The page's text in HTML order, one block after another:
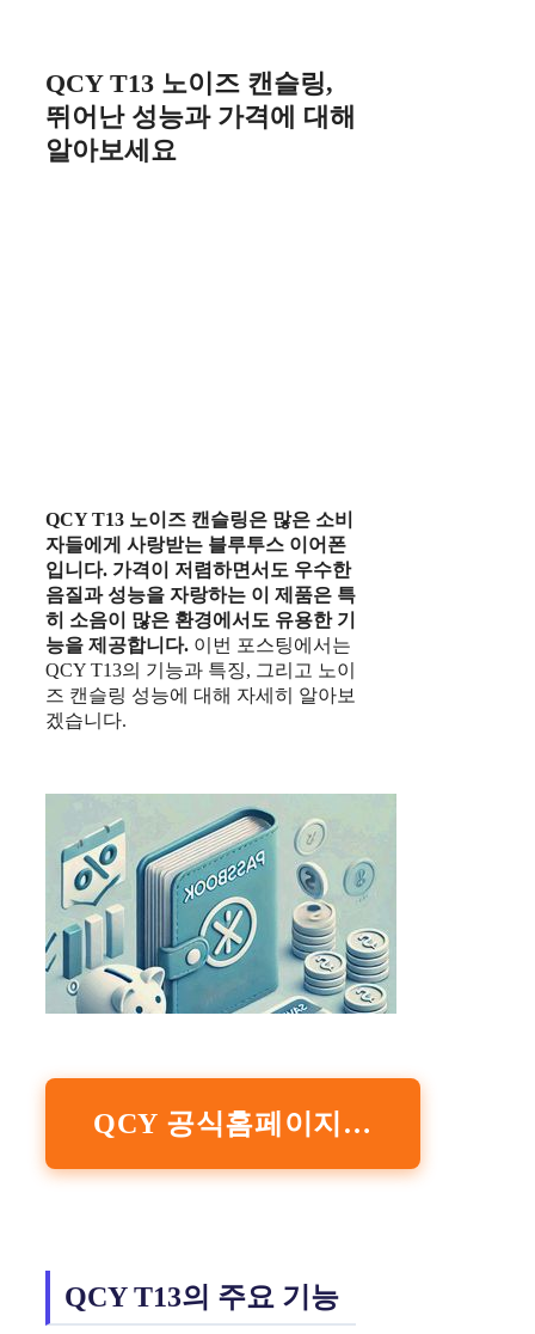
QCY T13 노이즈 캔슬링,
뛰어난 성능과 가격에 대해
알아보세요
QCY T13 노이즈 캔슬링은 많은 소비
자들에게 사랑받는 블루투스 이어폰
입니다. 가격이 저렴하면서도 우수한
음질과 성능을 자랑하는 이 제품은 특
히 소음이 많은 환경에서도 유용한 기
능을 제공합니다. 이번 포스팅에서는
QCY T13의 기능과 특징, 그리고 노이
즈 캔슬링 성능에 대해 자세히 알아보
겠습니다.
QCY 공식홈페이지 바로가기
QCY T13의 주요 기능